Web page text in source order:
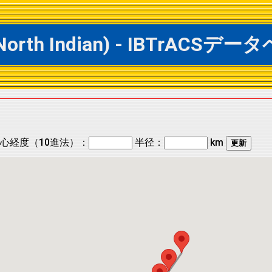
Indian) - IBTrACSデー
経度（10進法）： 半径： km